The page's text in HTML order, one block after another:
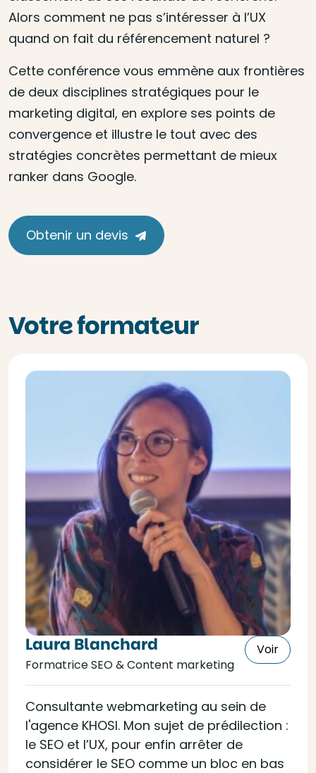
Alors comment ne pas s’intéresser à l’UX
quand on fait du référencement naturel ?
Cette conférence vous emmène aux frontières
de deux disciplines stratégiques pour le
marketing digital, en explore ses points de
convergence et illustre le tout avec des
stratégies concrètes permettant de mieux
ranker dans Google.
Obtenir un devis
Votre formateur
Laura Blanchard
Formatrice SEO & Content marketing
Voir
Consultante webmarketing au sein de
l'agence KHOSI. Mon sujet de prédilection :
le SEO et l’UX, pour enfin arrêter de
considérer le SEO comme un bloc en bas